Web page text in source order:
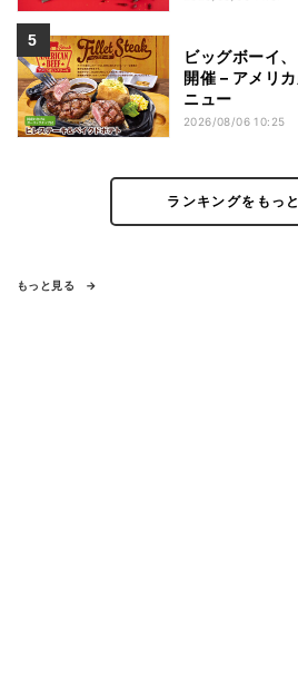
ビッグボーイ
開催 – アメリ
ニュー
2026/08/06 10:25
ランキングをもっ
もっと見る